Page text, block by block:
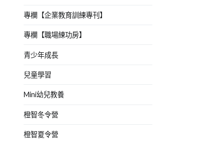
專欄【企業教育訓練專刊】
專欄【職場練功房】
青少年成長
兒童學習
Mini幼兒教養
橙智冬令營
橙智夏令營